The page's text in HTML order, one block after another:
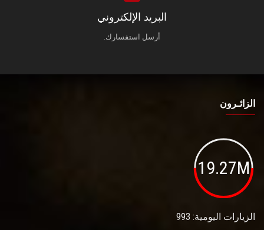
البريد الإلكتروني
أرسل استفسارك.
الزائـرون
19.27M
الزيارات اليومية: 993